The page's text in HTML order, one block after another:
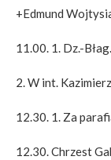
+Edmund
11.00. 1. Dz.-
2. W int.
12.30. 1. Za
12.30. Chrzest